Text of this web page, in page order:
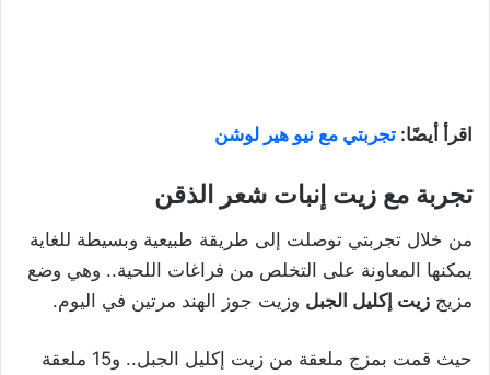
اقرأ أيضًا: تجربتي مع نيو هير لوشن
تجربة مع زيت إنبات شعر الذقن
من خلال تجربتي توصلت إلى طريقة طبيعية وبسيطة للغاية
يمكنها المعاونة على التخلص من فراغات اللحية.. وهي وضع
مزيج زيت إكليل الجبل وزيت جوز الهند مرتين في اليوم.
حيث قمت بمزج ملعقة من زيت إكليل الجبل.. و15 ملعقة